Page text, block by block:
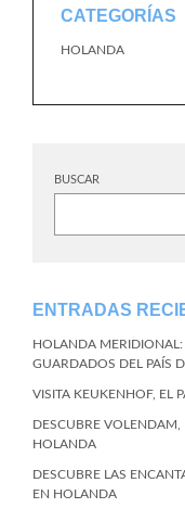
CATEGORÍAS
HOLANDA
BUSCAR
ENTRADAS
HOLANDA MERIDIONAL:
GUARDADOS DEL PAÍS
VISITA KEUKENHOF, EL
DESCUBRE VOLENDAM,
HOLANDA
DESCUBRE LAS
EN HOLANDA